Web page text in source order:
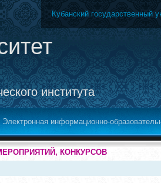
института
Кубанский государственный
Электронная информационно-
КОНКУРСОВ